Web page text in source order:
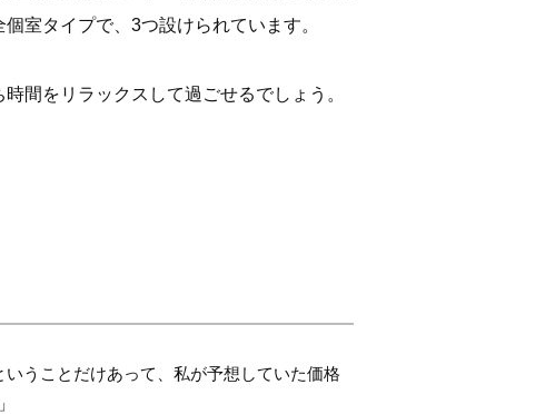
室タイプで、3つ設けられています。
間をリラックスして過ごせるでしょう。
うことだけあって、私が予想していた価格